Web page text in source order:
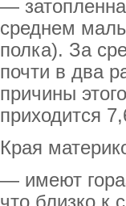
—
среднем
полка). За
почти в два
причины
приходится
Края
— имеют